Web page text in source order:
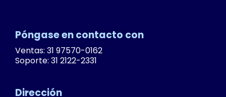
Póngase en contacto con
Ventas: 31 97570-0162
Soporte: 31 2122-2331
Dirección